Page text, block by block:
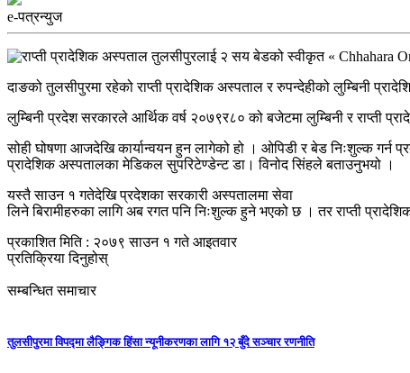
e-पत्रन्युज
दाङको तुलसीपुरमा रहेको राप्ती प्रादेशिक अस्पताल र रुपन्देहीको लुम्बिनी
लुम्बिनी प्रदेश सरकारले आर्थिक वर्ष २०७९र८० को बजेटमा लुम्बिनी र राप्ती
सोही घोषणा आजदेखि कार्यान्वयन हुन लागेको हो । ओपिडी र बेड निःशुल्क
प्रादेशिक अस्पतालका मेडिकल सुपरिटेण्डेन्ट डा। विनोद सिंहले बताउनुभयो ।
यस्तै साउन १ गतेदेखि प्रदेशका सरकारी अस्पतालमा सेवा
लिने बिरामीहरुका लागि अब रगत पनि निःशुल्क हुने भएको छ । तर राप्ती
प्रकाशित मिति : २०७९ साउन १ गते आइतवार
प्रतिक्रिया दिनुहोस्
सम्बन्धित समाचार
तुलसीपुरमा विपद्मा लैङ्गिक हिंसा न्यूनीकरणका लागि १२ बुँदे सञ्चार रणनीति